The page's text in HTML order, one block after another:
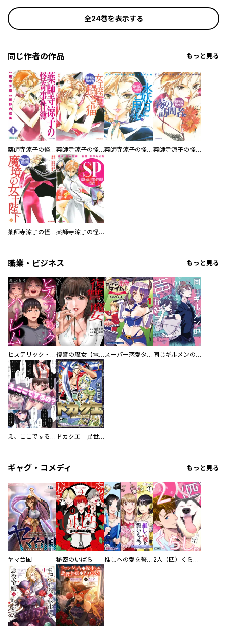
全24巻を表示する
同じ作者の作品 もっと見る
薬師寺涼子の怪奇事件簿 薬師寺涼子の怪奇事件簿 女王陛下の招き猫 薬師寺涼子の怪奇事件簿 水妖日にご用心 薬師寺涼子の怪奇事件簿 霧の訪問者
薬師寺涼子の怪奇事件簿 魔境の女王陛下 薬師寺涼子の怪奇事件簿 短編集
職業・ビジネス もっと見る
ヒステリック・ハーレム～搾られる男と堕ちる女～【電子単行本版】 復讐の魔女【電子単行本版】 スーパー恋愛タイム！～現場でドＳな彼女は自宅でデレる～ 同じギルメンの声が好き
え、ここでするの？ アイドルのファンが知らない日常 ドカクエ 異世界ドカコッククエスト
ギャグ・コメディ もっと見る
ヤマ台国 秘密のいばら 推しへの愛を誓いますか？～アラサー女子、推しは逃げぬが人生逃げる～ 2人（匹）くらし。